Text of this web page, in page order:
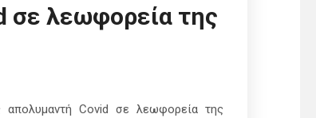
σε λεωφορεία της
απολυμαντή Covid σε λεωφορεία της